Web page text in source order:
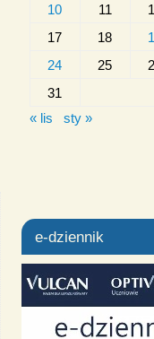
10
11
17
18
24
25
31
« lis
sty »
e-dziennik